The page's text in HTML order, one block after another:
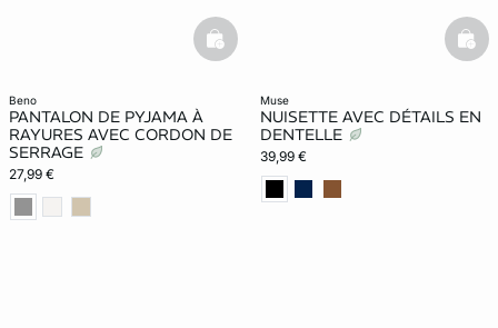
beno
PANTALON DE PYJAMA À
RAYURES AVEC CORDON DE
SERRAGE
27,99 €
basketfull
muse
NUISETTE AVEC DÉTAILS EN
DENTELLE
39,99 €